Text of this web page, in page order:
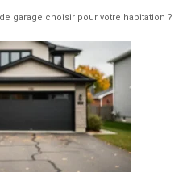
garage choisir pour votre habitation ?